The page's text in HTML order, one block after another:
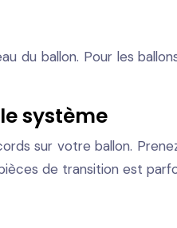
du ballon. Pour les
système
sur votre ballon.
de transition est